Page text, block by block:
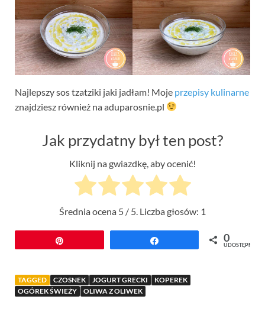
Najlepszy sos tzatziki jaki jadłam! Moje przepisy kulinarne
znajdziesz również na aduparosnie.pl
Jak przydatny był ten post?
Kliknij na gwiazdkę, aby ocenić!
Średnia ocena 5 / 5. Liczba głosów: 1
0
UDOSTĘPNIEŃ
TAGGED CZOSNEK JOGURT GRECKI
KOPEREK
OGÓREK ŚWIEŻY
OLIWA Z OLIWEK